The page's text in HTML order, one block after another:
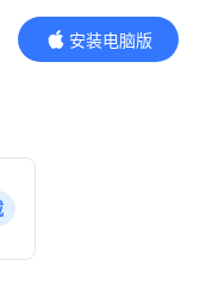
安装电脑版
内容更精彩